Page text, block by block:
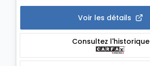
Voir les détails
Consultez l'historique